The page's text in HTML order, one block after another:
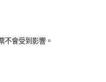
不會受到影響。